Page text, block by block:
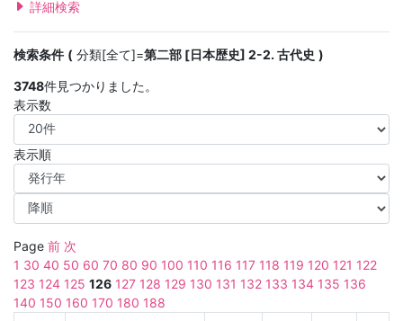
詳細検索
検索条件 分類[全て]=第二部 [日本歴史] 2-2. 古代史
3748件見つかりました。
表示数
表示順
Page 前 次
1 30 40 50 60 70 80 90 100 110 116 117 118 119 120 121 122
123 124 125 126 127 128 129 130 131 132 133 134 135 136
140 150 160 170 180 188